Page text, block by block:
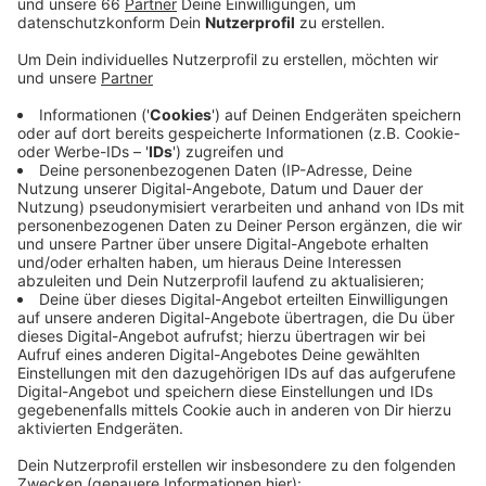
Anzeige
umgestürzte Bäume und abgebrochene oder lose
Äste gemeldet. Durch das Gewicht des nassen
Schnees waren viele Äste abgebrochen oder
abgeknickt. Ebenfalls waren einige Bäume umgestürzt
oder drohten umzustürzen. Allein von 5 bis 14 Uhr
mussten die Feuerwehrleute über 30 Einsätze
abarbeiten. Verletzte hat es in dieser Zeit nicht
gegeben.
Weitere Infos und Links zum Thema:
Die Meldung der Feuerwehr!
Hier informiert die Düsseldorfer Feuerwehr!
Der Antenne Düsseldorf-Wetterservice!